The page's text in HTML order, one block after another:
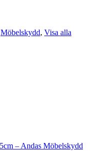
Möbelskydd, Visa alla